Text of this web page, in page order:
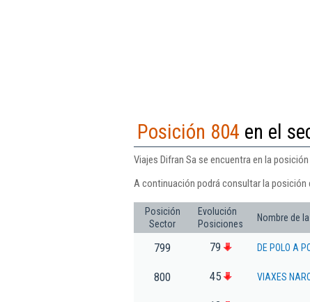
Posición 804 en el
Viajes Difran Sa se encuentra en la
A continuación podrá consultar la posición
Posición
Sector
Evolución
Posiciones
Nombre de
799 79 DE POLO A
800 45 VIAXES